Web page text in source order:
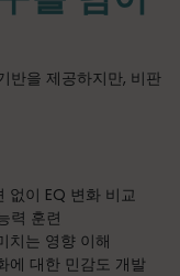
반을 제공하지만, 비판
이 EQ 변화 비교
력 훈련
치는 영향 이해
에 대한 민감도 개발